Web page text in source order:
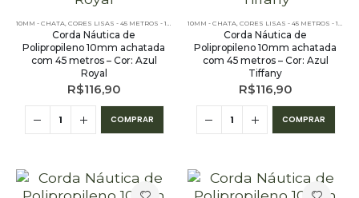
10MM - CHATA CORES LISAS - 45 METROS - 10MM OUTLET, PE – 10MM – CHATA - 45 METROS
Corda Náutica de
Polipropileno 10mm achatada
com 45 metros – Cor: Azul
Royal
R$116,90
COMPRAR
10MM - CHATA CORES LISAS - 45 METROS - 10MM
Corda Náutica de
Polipropileno 10mm achatada
com 45 metros – Cor: Azul
Tiffany
R$116,90
COMPRAR